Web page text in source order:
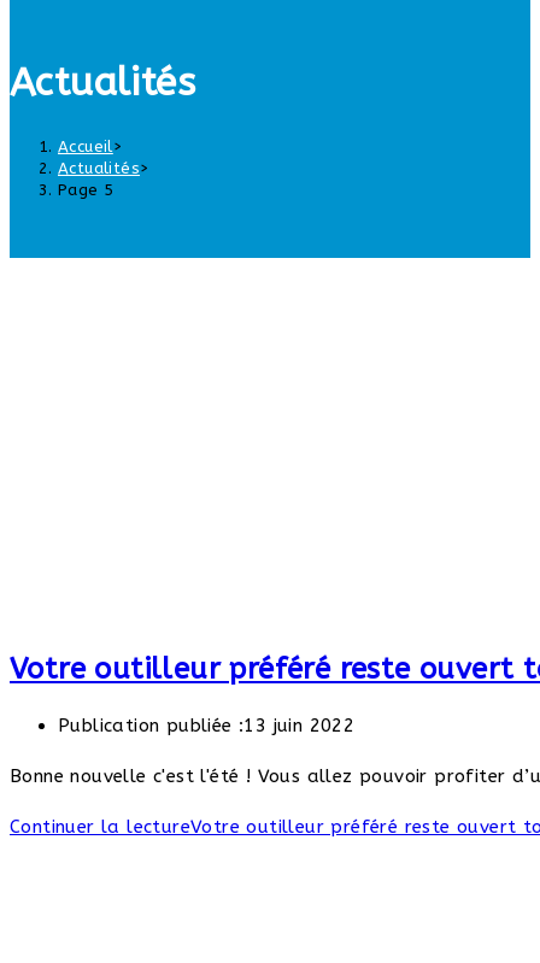
Actualités
Accueil>
Actualités>
Page 5
Votre outilleur préféré reste ouvert
Publication publiée :13 juin 2022
Bonne nouvelle c'est l'été ! Vous allez pouvoir profiter
Continuer la lectureVotre outilleur préféré reste ouvert